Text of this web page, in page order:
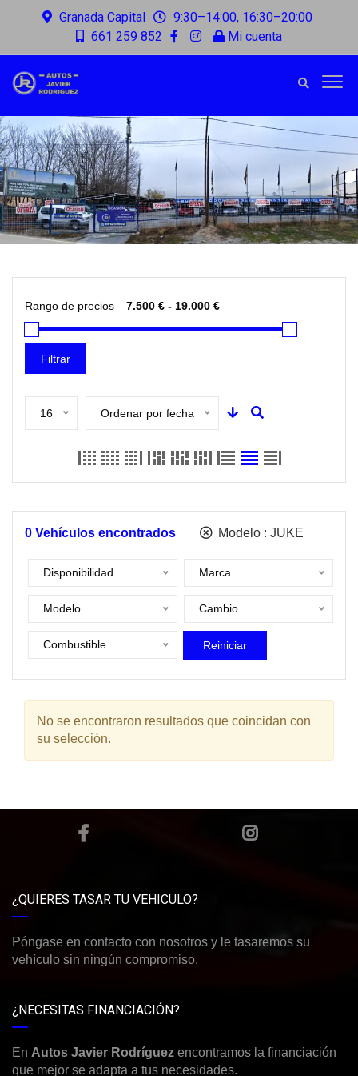
Granada Capital
9:30–14:00, 16:30–20:00
661 259 852
Mi cuenta
Rango de precios
Filtrar
16 Ordenar por fecha
0 Vehículos encontrados Modelo : JUKE
Disponibilidad Marca
Modelo Cambio
Combustible Reiniciar
No se encontraron resultados que coincidan con
su selección.
¿QUIERES TASAR TU VEHICULO?
Póngase en contacto con nosotros y le tasaremos su
vehículo sin ningún compromiso.
¿NECESITAS FINANCIACIÓN?
En Autos Javier Rodríguez encontramos la financiación
que mejor se adapta a tus necesidades.